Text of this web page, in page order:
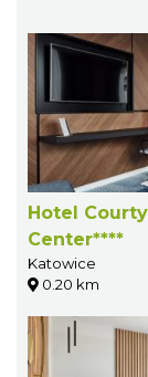
Hotel
Center****
Katowice
0.20 km